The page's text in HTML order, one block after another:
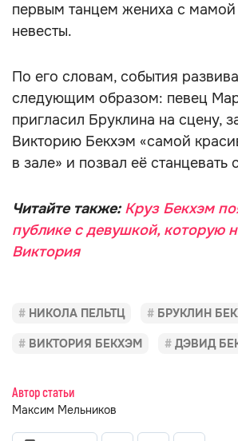
первым танцем жениха с мамой
невесты.
По его словам, события
следующим образом: певец
пригласил Бруклина на сцену,
Викторию Бекхэм «самой
в зале» и позвал её станцевать
Читайте также: Круз Бекхэм
публике с девушкой, которую
Виктория
НИКОЛА ПЕЛЬТЦ БРУКЛИН
ВИКТОРИЯ БЕКХЭМ ДЭВИД
Автор статьи
Максим Мельников